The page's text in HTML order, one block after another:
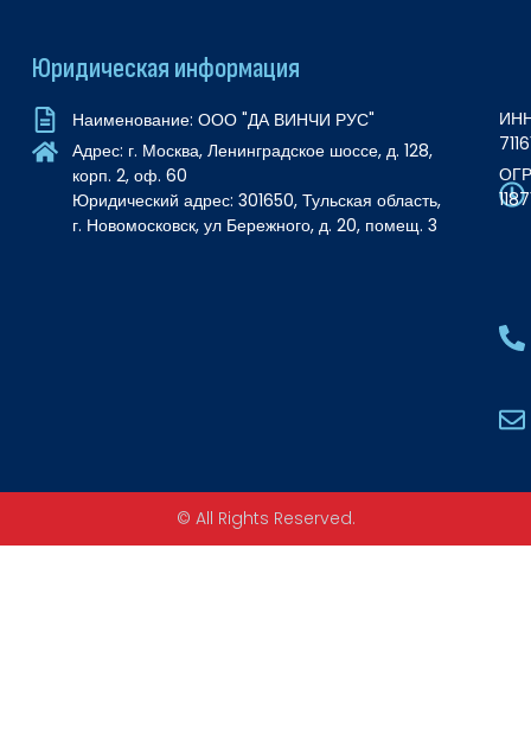
Юридическая информация
Наименование: ООО "ДА ВИНЧИ РУС"
Адрес: г. Москва, Ленинградское шоссе, д. 128,
корп. 2, оф. 60
Юридический адрес: 301650, Тульская область,
г. Новомосковск, ул Бережного, д. 20, помещ. 3
© All Rights Reserved.